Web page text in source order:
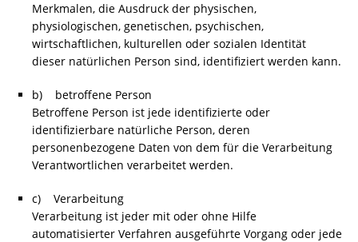
Merkmalen, die Ausdruck der physischen,
physiologischen, genetischen, psychischen,
wirtschaftlichen, kulturellen oder sozialen Identität
dieser natürlichen Person sind, identifiziert werden kann.
b) betroffene Person
Betroffene Person ist jede identifizierte oder
identifizierbare natürliche Person, deren
personenbezogene Daten von dem für die Verarbeitung
Verantwortlichen verarbeitet werden.
c) Verarbeitung
Verarbeitung ist jeder mit oder ohne Hilfe
automatisierter Verfahren ausgeführte Vorgang oder jede